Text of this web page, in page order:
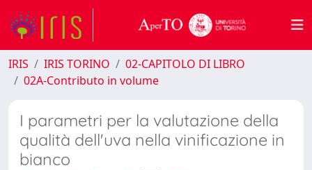
IRIS IRIS TORINO
02-CAPITOLO DI LIBRO
02A-Contributo in volume
I parametri per la valutazione della
qualità dell'uva nella vinificazione in
bianco